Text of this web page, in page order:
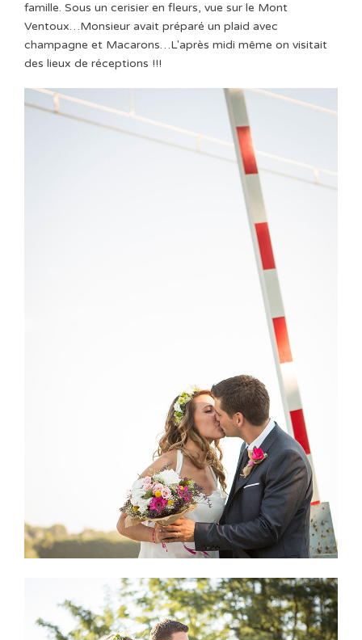
famille. Sous un cerisier en fleurs, vue sur le Mont
Ventoux…Monsieur avait préparé un plaid avec
champagne et Macarons…L'après midi même on visitait
des lieux de réceptions !!!